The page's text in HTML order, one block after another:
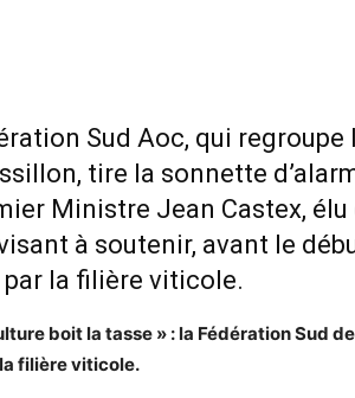
Sud Aoc, qui
tire la sonnette
Ministre Jean Castex,
à soutenir, avant le
par la filière viticole.
boit la tasse » : la Fédération Sud
filière viticole.